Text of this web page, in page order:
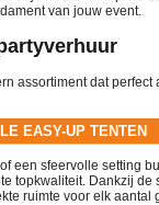
van jouw event.
assortiment dat
EASY-UP TENTEN
een sfeervolle setting
topkwaliteit. Dankzij
ruimte voor elk aantal